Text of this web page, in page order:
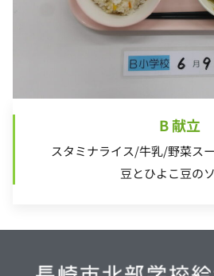
B 献立
スタミナライス/牛乳/野菜ス
豆とひよこ豆の